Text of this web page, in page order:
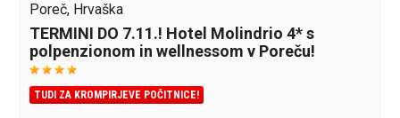
Poreč, Hrvaška
TERMINI DO 7.11.! Hotel Molindrio 4* s
polpenzionom in wellnessom v Poreču!
TUDI ZA KROMPIRJEVE POČITNICE!